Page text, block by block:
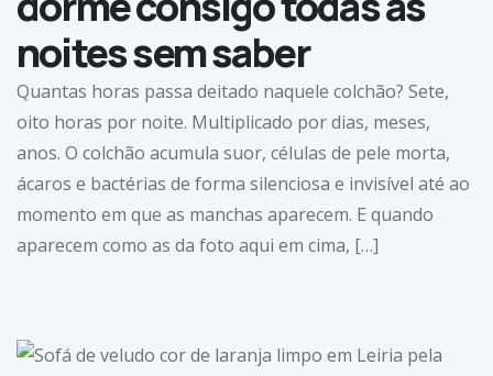
noites sem saber
Quantas horas passa deitado naquele colchão? Sete,
oito horas por noite. Multiplicado por dias, meses,
anos. O colchão acumula suor, células de pele morta,
ácaros e bactérias de forma silenciosa e invisível até ao
momento em que as manchas aparecem. E quando
aparecem como as da foto aqui em cima, […]